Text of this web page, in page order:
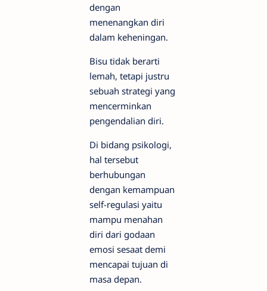
dengan
menenangkan diri
dalam keheningan.
Bisu tidak berarti
lemah, tetapi justru
sebuah strategi yang
mencerminkan
pengendalian diri.
Di bidang psikologi,
hal tersebut
berhubungan
dengan kemampuan
self-regulasi yaitu
mampu menahan
diri dari godaan
emosi sesaat demi
mencapai tujuan di
masa depan.